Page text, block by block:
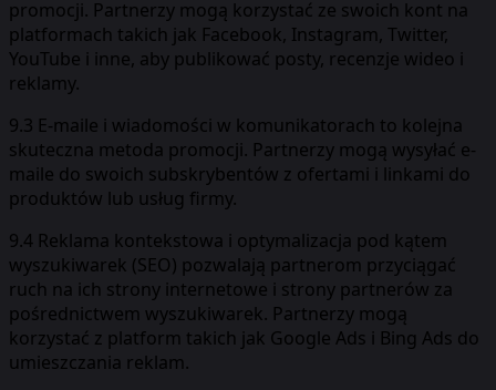
promocji. Partnerzy mogą korzystać ze swoich kont na
platformach takich jak Facebook, Instagram, Twitter,
YouTube i inne, aby publikować posty, recenzje wideo i
reklamy.
9.3 E-maile i wiadomości w komunikatorach to kolejna
skuteczna metoda promocji. Partnerzy mogą wysyłać e-
maile do swoich subskrybentów z ofertami i linkami do
produktów lub usług firmy.
9.4 Reklama kontekstowa i optymalizacja pod kątem
wyszukiwarek (SEO) pozwalają partnerom przyciągać
ruch na ich strony internetowe i strony partnerów za
pośrednictwem wyszukiwarek. Partnerzy mogą
korzystać z platform takich jak Google Ads i Bing Ads do
umieszczania reklam.